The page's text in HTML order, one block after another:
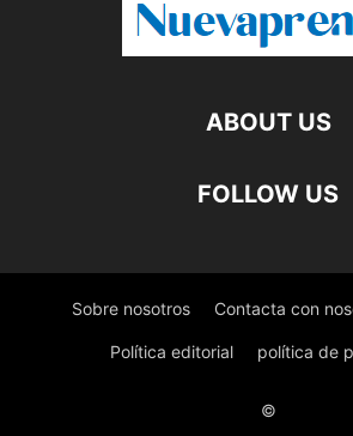
ABOUT US
FOLLOW US
Sobre nosotros Contacta con
Política editorial política de
©